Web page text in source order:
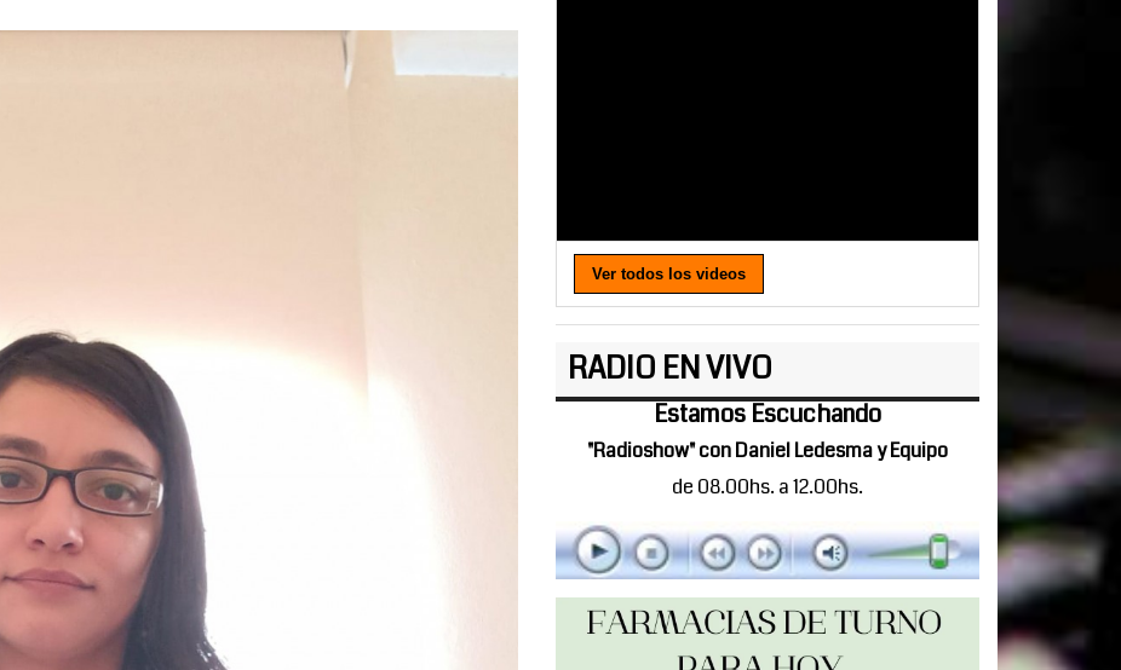
Ver todos los videos
RADIO EN VIVO
Estamos Escuchando
"Radioshow" con Daniel Ledesma y Equipo
de 08.00hs. a 12.00hs.